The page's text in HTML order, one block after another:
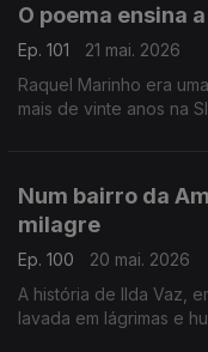
O poema ensina
Ep. 101
21 mai. 2026
Raquel Marinho era
mais de vinte anos na
Num bairro da
milagre
Ep. 100
20 mai. 2026
A história de Ilda Vaz,
lavada em lágrimas e